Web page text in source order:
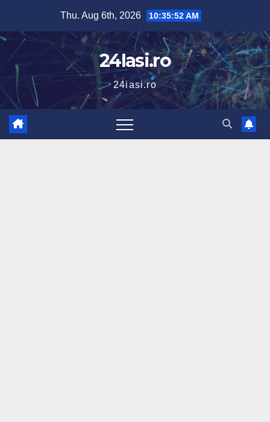
content
Thu. Aug 6th, 2026 10:35:53 AM
24Iasi.ro
24iasi.ro